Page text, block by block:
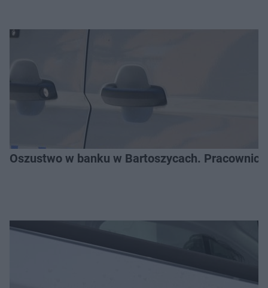
Oszustwo w banku w Bartoszycach.